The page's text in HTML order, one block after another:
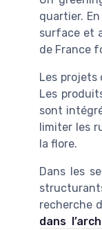
quartier.
surface et
de France
Les projets
Les
sont
limiter les
la flore.
Dans les
recherche
dans